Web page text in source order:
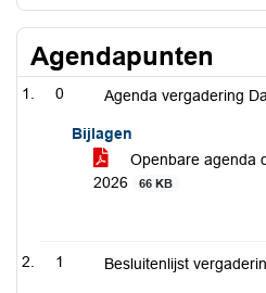
Agendapunten
0 Agenda vergadering
Bijlagen
Openbare agenda
2026
66 KB
1 Besluitenlijst